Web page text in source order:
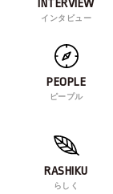
INTERVIEW
インタビュー
PEOPLE
ピープル
RASHIKU
らしく